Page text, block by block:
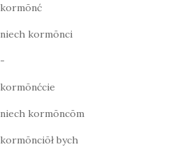
kormōnć
niech kormōnci
-
kormōnćcie
niech kormōncōm
kormōnciōł bych